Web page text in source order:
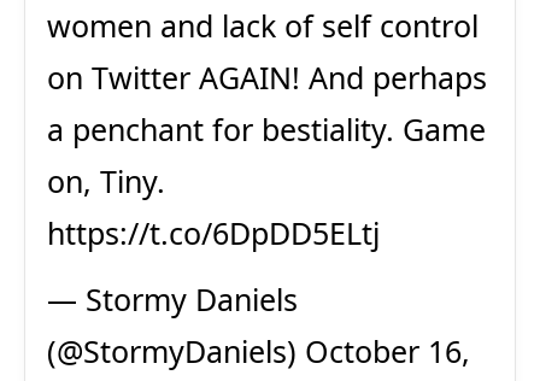
women and lack of self control
on Twitter AGAIN! And perhaps
a penchant for bestiality. Game
on, Tiny.
https://t.co/6DpDD5ELtj
— Stormy Daniels
(@StormyDaniels) October 16,